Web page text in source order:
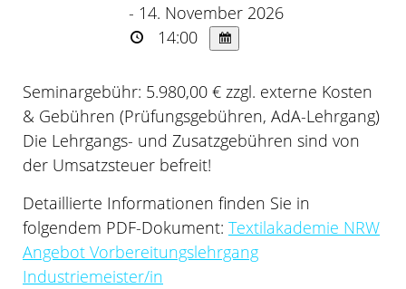
- 14. November 2026
14:00
Seminargebühr: 5.980,00 € zzgl. externe Kosten
& Gebühren (Prüfungsgebühren, AdA-Lehrgang)
Die Lehrgangs- und Zusatzgebühren sind von
der Umsatzsteuer befreit!
Detaillierte Informationen finden Sie in
folgendem PDF-Dokument: Textilakademie NRW
Angebot Vorbereitungslehrgang
Industriemeister/in